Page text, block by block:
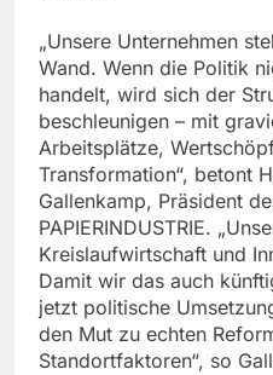
„Unsere Unternehmen
Wand. Wenn die Politik
handelt, wird sich der
beschleunigen – mit
Arbeitsplätze,
Transformation“, betont
Gallenkamp, Präsident
PAPIERINDUSTRIE.
Kreislaufwirtschaft und
Damit wir das auch
jetzt politische
den Mut zu echten
Standortfaktoren“, so